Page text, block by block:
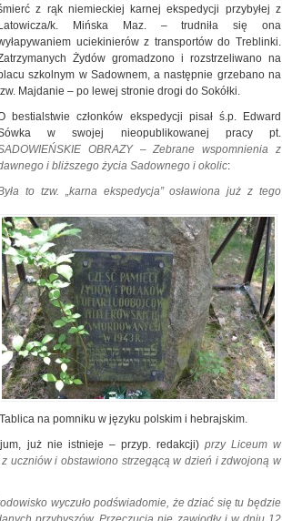
z rąk niemieckiej karnej ekspedycji przybyłej z
Latowicza/k. Mińska Maz. – trudniła się ona
uciekinierów z transportów do Treblinki.
Żydów gromadzono i rozstrzeliwano na
szkolnym w Sadownem, a następnie grzebano na
Majdanie – po lewej stronie drogi do Sokółki.
bestialstwie członków ekspedycji pisał ś.p. Edward
w swojej nieopublikowanej pracy pt.
OBRAZY – Zebrane wspomnienia z
i bliższego życia Sadownego i okolic:
Tablica na pomniku w języku polskim i hebrajskim.
to tzw. „karna ekspedycja” osławiona już z tego
już nie istnieje – przyp. redakcji) przy Liceum w
uczniów i obstawiono strzegącą w dzień i zdwojoną w
wyczuło podświadomie, że dziać się tu będzie